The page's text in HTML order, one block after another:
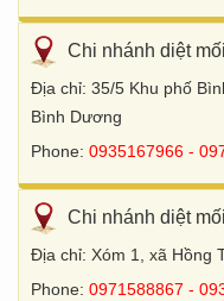
Chi nhánh diệt
Địa chỉ: 35/5 Khu phố
Bình Dương
Phone: 0935167966 -
Chi nhánh diệt
Địa chỉ: Xóm 1, xã Hồng
Phone: 0971588867 -